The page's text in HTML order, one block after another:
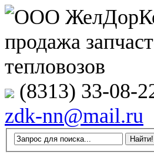
(8313) 33-08-
zdk-nn@mail.ru